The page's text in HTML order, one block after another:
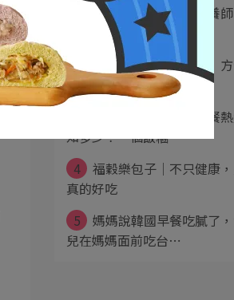
【營養師聊聊天】營養師
EMMA新春推薦，⋯
2
【精算媽咪的家計簿】
又營養的早餐推薦⋯
【外食減脂】傳統早餐
知多少！一個飯糰⋯
4
福穀樂包子｜不只健康
真的好吃
5
媽媽說韓國早餐吃膩了
兒在媽媽面前吃台⋯